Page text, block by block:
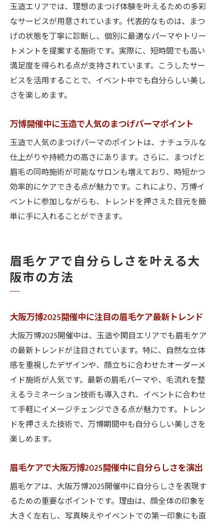
玉造エリアでは、理想のまつげ体験を叶えるための多彩
なサービスが用意されています。代表的なものは、まつ
げの状態を丁寧に診断し、個別に最適なパーマやトリー
トメントを提案する施術です。実際に、短時間でも高い
満足度を得られる点が支持されています。こうしたサー
ビスを活用することで、イベント中でも自分らしい美し
さを楽しめます。
万博開催中に玉造で人気のまつげパーマポイント
玉造で人気のまつげパーマのポイントは、ナチュラルな
仕上がりや持続力の高さにあります。さらに、まつげと
眉毛の同時施術が可能なサロンも増えており、時短かつ
効率的にケアできる点が魅力です。これにより、万博イ
ベントに参加しながらも、トレンドを押さえた目元を簡
単に手に入れることができます。
眉毛ケアで自分らしさを叶える大
阪市の方法
大阪万博2025開催中に注目の眉毛ケア最新トレンド
大阪万博2025開催中は、玉造や関目エリアでも眉毛ケア
の最新トレンドが注目されています。特に、自然な立体
感を重視したデザインや、顔立ちに合わせたオーダーメ
イド施術が人気です。最新の眉毛パーマや、毛流れを整
えるラミネーション技術も導入され、イベントに合わせ
て手軽にイメージチェンジできる点が魅力です。トレン
ドを押さえた技術で、万博期間中も自分らしい美しさを
楽しめます。
眉毛ケアで大阪万博2025開催中に自分らしさを演出
眉毛ケアは、大阪万博2025開催中に自分らしさを表現す
るための重要なポイントです。理由は、顔全体の印象を
大きく左右し、写真映えやイベントでの第一印象にも直